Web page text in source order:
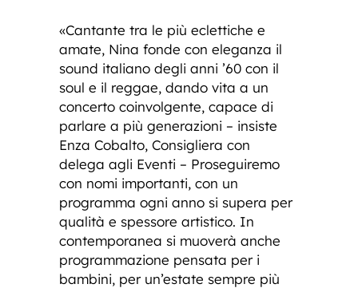
«Cantante tra le più eclettiche e
amate, Nina fonde con eleganza il
sound italiano degli anni ’60 con il
soul e il reggae, dando vita a un
concerto coinvolgente, capace di
parlare a più generazioni – insiste
Enza Cobalto, Consigliera con
delega agli Eventi – Proseguiremo
con nomi importanti, con un
programma ogni anno si supera per
qualità e spessore artistico. In
contemporanea si muoverà anche
programmazione pensata per i
bambini, per un’estate sempre più